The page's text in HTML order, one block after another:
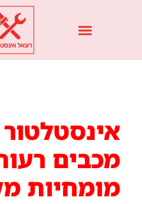
אינסטלטור
מכבים
מומחיות